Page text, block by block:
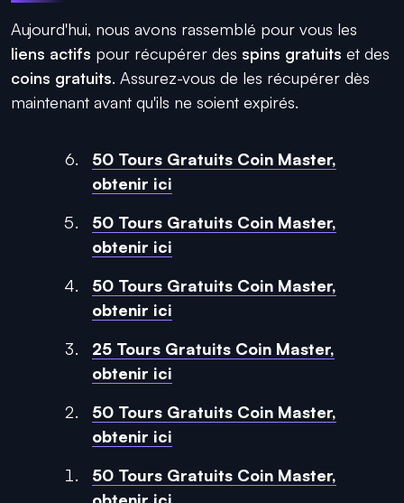
Aujourd'hui, nous avons rassemblé pour vous les
liens actifs pour récupérer des spins gratuits et des
coins gratuits. Assurez-vous de les récupérer dès
maintenant avant qu'ils ne soient expirés.
50 Tours Gratuits Coin Master,
obtenir ici
50 Tours Gratuits Coin Master,
obtenir ici
50 Tours Gratuits Coin Master,
obtenir ici
25 Tours Gratuits Coin Master,
obtenir ici
50 Tours Gratuits Coin Master,
obtenir ici
50 Tours Gratuits Coin Master,